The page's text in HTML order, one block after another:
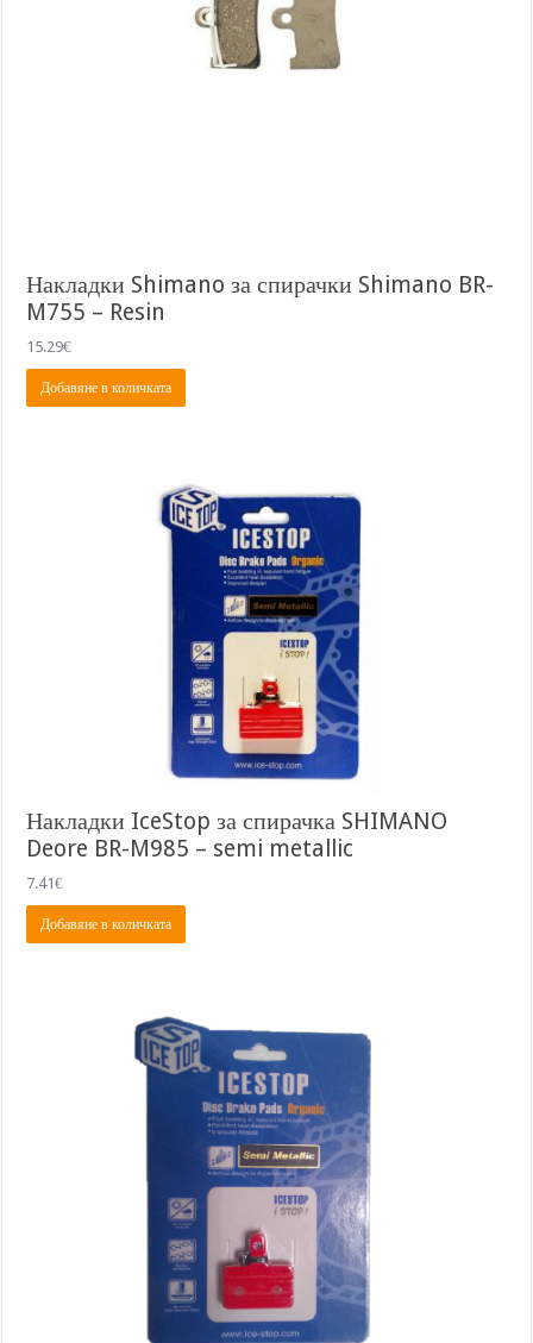
Накладки Shimano за спирачки Shimano BR-
M755 – Resin
15.29€
Добавяне в количката
Накладки IceStop за спирачка SHIMANO
Deore BR-M985 – semi metallic
7.41€
Добавяне в количката